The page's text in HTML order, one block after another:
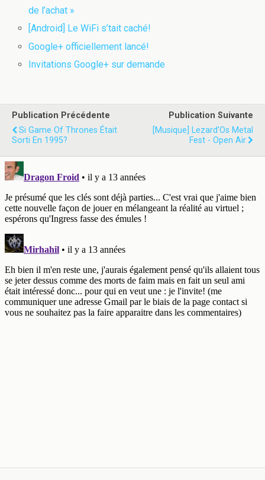
de l’achat »
[Android] Le WiFi s’tait caché!
Google+ officiellement lancé!
Invitations Google+ sur demande
Publication Précédente
Si Game Of Thrones Était
Sorti En 1995?
Publication Suivante
[Musique] Lezard'Os Metal
Fest - Open Air